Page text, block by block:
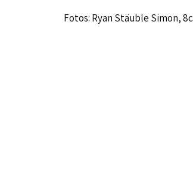
Fotos: Ryan Stäuble Simon, 8c